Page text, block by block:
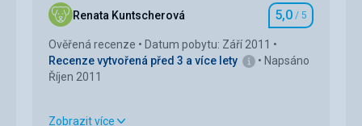
Renata Kuntscherová Hodnocení
5,0 / 5
Ověřená recenze
Datum pobytu: Září 2011
Recenze vytvořená před 3 a více lety
Napsáno
Říjen 2011
Zobrazit více